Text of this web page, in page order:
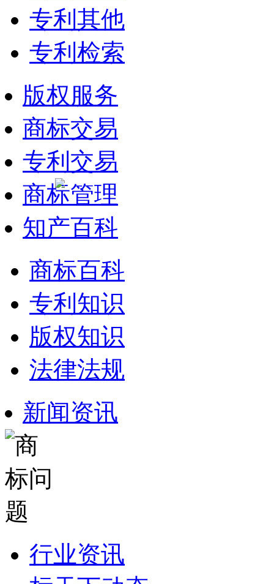
专利其他
专利检索
版权服务
商标交易
专利交易
商标管理
知产百科
商标百科
专利知识
版权知识
法律法规
新闻资讯
行业资讯